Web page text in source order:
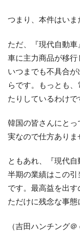
つまり、本件はいま
ただ、『現代自動
車に主力商品が移行
いつまでも不具合
らです。もっとも
たりしているわけで
韓国の皆さんにと
実なので仕方ありま
ともあれ、『現代
半期の業績はこの
です。最高益を出
ただけに残念な事態
（吉田ハンチング＠